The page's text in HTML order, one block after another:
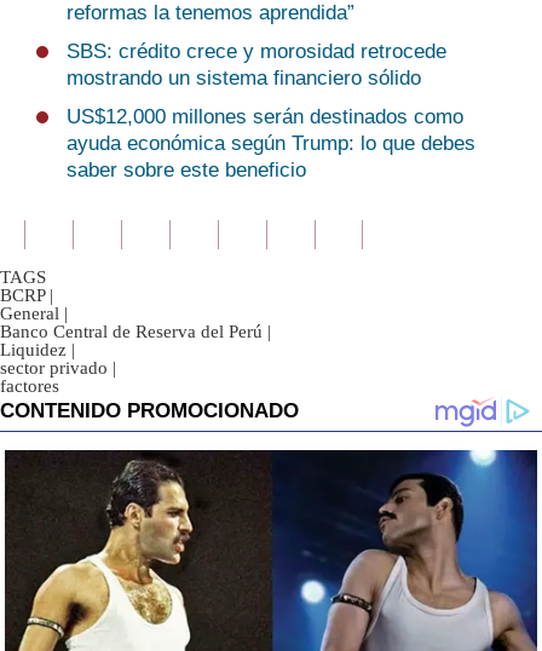
reformas la tenemos aprendida”
SBS: crédito crece y morosidad retrocede
mostrando un sistema financiero sólido
US$12,000 millones serán destinados como
ayuda económica según Trump: lo que debes
saber sobre este beneficio
TAGS
BCRP |
General |
Banco Central de Reserva del Perú |
Liquidez |
sector privado |
factores